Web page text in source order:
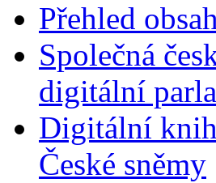
Přehled
Společná
digitální
Digitální
České sněmy